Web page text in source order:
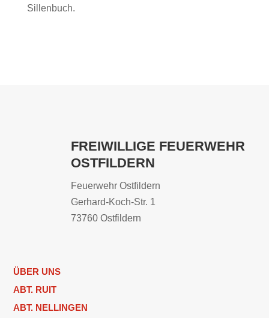
Sillenbuch.
FREIWILLIGE FEUERWEHR
OSTFILDERN
Feuerwehr Ostfildern
Gerhard-Koch-Str. 1
73760 Ostfildern
ÜBER UNS
ABT. RUIT
ABT. NELLINGEN